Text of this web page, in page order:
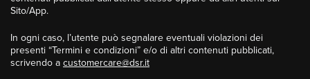
Sito/App.
In ogni caso, l’utente può segnalare eventuali violazioni dei
presenti “Termini e condizioni” e/o di altri contenuti pubblicati,
scrivendo a customercare@dsr.it